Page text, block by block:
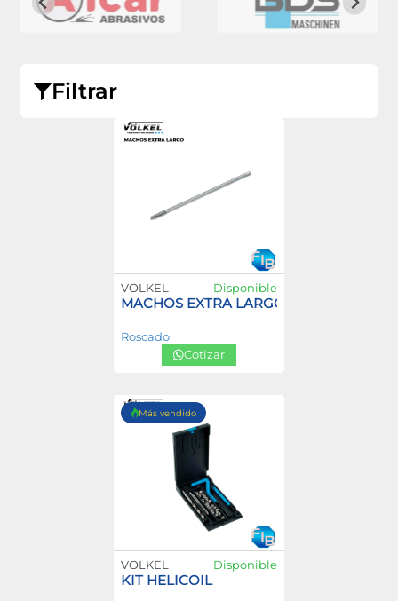
Filtrar
VOLKEL Disponible
MACHOS EXTRA LARGO
Roscado
Cotizar
Más vendido
VOLKEL Disponible
KIT HELICOIL